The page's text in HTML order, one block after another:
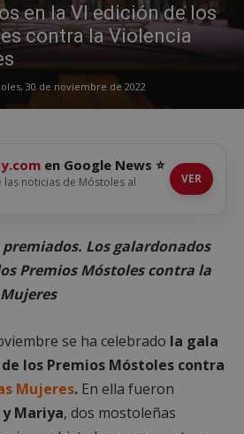
en la VI edición de los
contra la Violencia
30 de noviembre de 2022
en Google News ⭐
las noticias de Móstoles al
VER
Los galardonados
Premios Móstoles contra la
se ha celebrado la gala
los Premios Móstoles contra
Mujeres. En ella fueron
Mariya, dos mostoleñas